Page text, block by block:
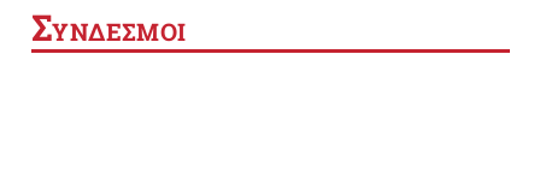
ΣΥΝΔΕΣΜΟΙ